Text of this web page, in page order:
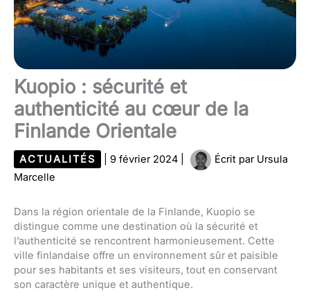
Kuopio : sécurité et
authenticité au cœur de la
Finlande Orientale
ACTUALITÉS 9 février 2024 Écrit par Ursula
Marcelle
Dans la région orientale de la Finlande, Kuopio se
distingue comme une destination où la sécurité et
l’authenticité se rencontrent harmonieusement. Cette
ville finlandaise offre un environnement sûr et paisible
pour ses habitants et ses visiteurs, tout en conservant
son caractère unique et authentique.